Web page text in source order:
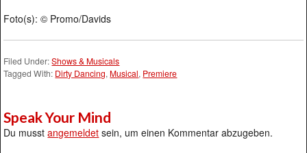
Foto(s): © Promo/Davids
Filed Under:Shows & Musicals
Tagged With: Dirty Dancing, Musical, Premiere
Speak Your Mind
Du musstangemeldet sein, um einen Kommentar abzugeben.